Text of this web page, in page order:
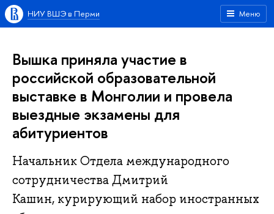
Меню
НИУ ВШЭ в Перми
Вышка приняла участие в
российской образовательной
выставке в Монголии и провела
выездные экзамены для
абитуриентов
Начальник Отдела международного
сотрудничества Дмитрий
Кашин, курирующий набор иностранных